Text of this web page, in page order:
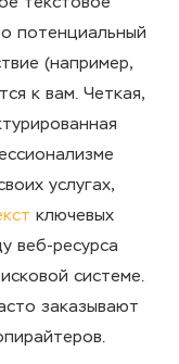
потенциальный
(например,
к вам. Четкая,
услугах,
ключевых
веб-ресурса
системе.
заказывают